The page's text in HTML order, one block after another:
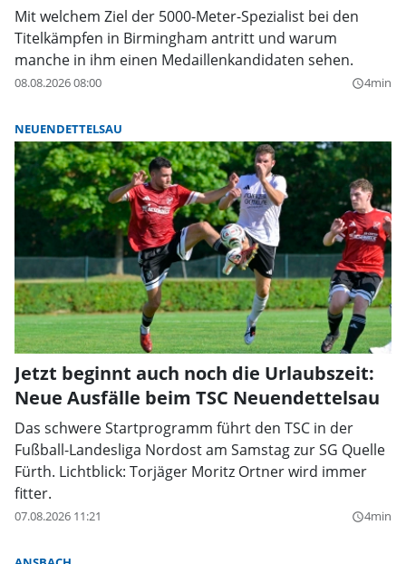
Mit welchem Ziel der 5000-Meter-Spezialist bei den
Titelkämpfen in Birmingham antritt und warum
manche in ihm einen Medaillenkandidaten sehen.
08.08.2026 08:00 query_builder4min
NEUENDETTELSAU
Jetzt beginnt auch noch die Urlaubszeit:
Neue Ausfälle beim TSC Neuendettelsau
Das schwere Startprogramm führt den TSC in der
Fußball-Landesliga Nordost am Samstag zur SG Quelle
Fürth. Lichtblick: Torjäger Moritz Ortner wird immer
fitter.
07.08.2026 11:21 query_builder4min